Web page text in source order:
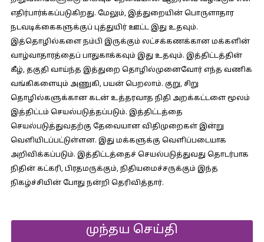
எதிர்பார்க்கப்படுகிறது. மேலும், இத்துறையின் பொருளாதார
நடவடிக்கைகளுக்குப் புத்துயிர் ஊட்ட இது உதவும்.
இத்தொழில்களை நம்பி இருக்கும் லட்சக்கணக்கான மக்களின்
வாழ்வாதாரத்தைப் பாதுகாக்கவும் இது உதவும். இத்திட்டத்தின்
கீழ், தகுதி வாய்ந்த இத்துறை தொழில்முனைவோர் எந்த வணிக
வங்கிகளையும் அணுகி, பயன் பெறலாம். குறு, சிறு
தொழில்களுக்கான கடன் உத்தரவாத நிதி அறக்கட்டளை மூலம்
இத்திட்டம் செயல்படுத்தப்படும். இத்திட்டத்தை
செயல்படுத்துவதற்கு தேவையான விதிமுறைகள் இன்று
வெளியிடப்பட்டுள்ளன. இது மக்களுக்கு வெளிப்படையாக
அறிவிக்கப்படும். இத்திட்டத்தைச் செயல்படுத்துவது தொடர்பாக
நிதின் கட்கரி, பிரதமருக்கும், நிதியமைச்சருக்கும் இந்த
நிகழ்ச்சியின் போது நன்றி தெரிவித்தார்.
முந்தய செய்தி